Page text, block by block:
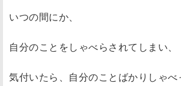
いつの間にか、
自分のことをしゃべらされてしまい、
気付いたら、自分のことばかりしゃべ